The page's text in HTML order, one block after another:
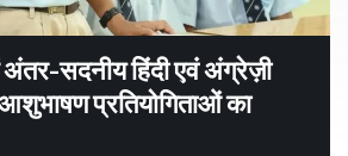
सदनीय हिंदी एवं अंग्रेज़ी
प्रतियोगिताओं का